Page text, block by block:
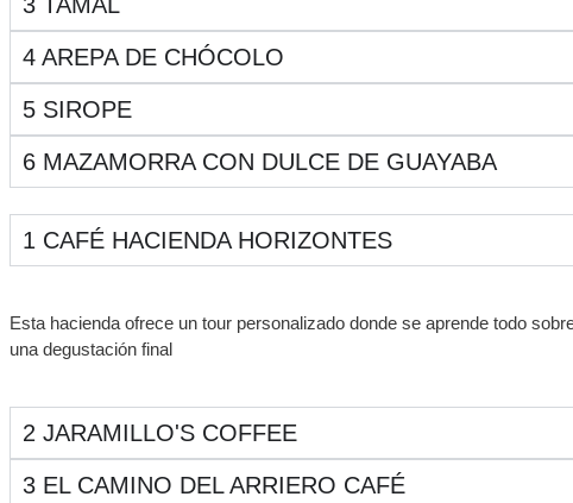
4 AREPA DE CHÓCOLO
5 SIROPE
6 MAZAMORRA CON DULCE DE GUAYABA
1 CAFÉ HACIENDA HORIZONTES
Esta hacienda ofrece un tour personalizado donde se aprende todo
una degustación final
2 JARAMILLO'S COFFEE
3 EL CAMINO DEL ARRIERO CAFÉ